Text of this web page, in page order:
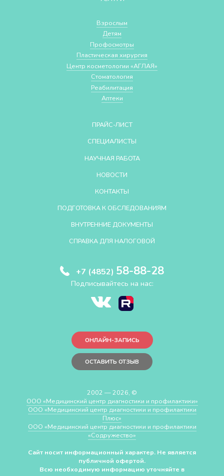
Взрослым
Детям
Профосмотры
Пластическая хирургия
Центр косметологии «АГЛАЯ»
Стоматология
Реабилитация
Аптеки
ПРАЙС-ЛИСТ
СПЕЦИАЛИСТЫ
НАУЧНАЯ РАБОТА
НОВОСТИ
КОНТАКТЫ
ПОДГОТОВКА К ОБСЛЕДОВАНИЯМ
ВНУТРЕННИЕ ДОКУМЕНТЫ
СПРАВКА ДЛЯ НАЛОГОВОЙ
+7 (4852) 58-88-28
Подписывайтесь на нас:
ОНЛАЙН-ЗАПИСЬ
ОСТАВИТЬ ОТЗЫВ
2002 — 2026, ©
ООО «Медицинский центр диагностики и профилактики»
ООО «Медицинский центр диагностики и профилактики
Плюс»
ООО «Медицинский центр диагностики и профилактики
«Cодружество»
Сайт носит информационный характер. Не является
публичной офертой.
Всю необходимую информацию уточняйте в